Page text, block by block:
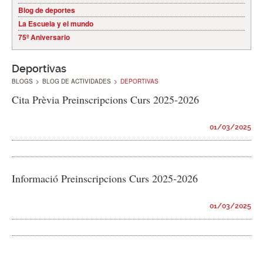
Blog de deportes
La Escuela y el mundo
75º Aniversario
Deportivas
BLOGS > BLOG DE ACTIVIDADES > DEPORTIVAS
Cita Prèvia Preinscripcions Curs 2025-2026
01/03/2025
Informació Preinscripcions Curs 2025-2026
01/03/2025